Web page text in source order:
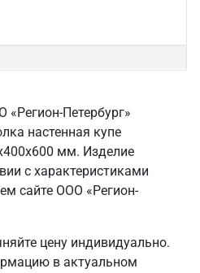
«Регион-Петербург»
настенная купе
мм. Изделие
с характеристиками
сайте ООО «Регион-
цену индивидуально.
в актуальном